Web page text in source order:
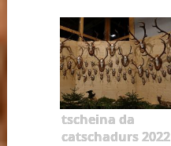
tscheina da
catschadurs 2022